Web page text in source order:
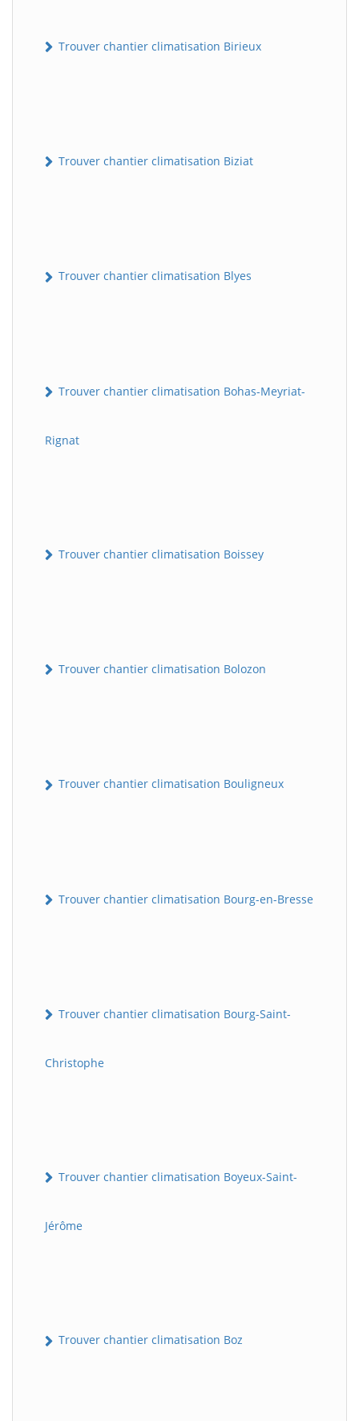
Trouver chantier climatisation Birieux
Trouver chantier climatisation Biziat
Trouver chantier climatisation Blyes
Trouver chantier climatisation Bohas-Meyriat-
Rignat
Trouver chantier climatisation Boissey
Trouver chantier climatisation Bolozon
Trouver chantier climatisation Bouligneux
Trouver chantier climatisation Bourg-en-Bresse
Trouver chantier climatisation Bourg-Saint-
Christophe
Trouver chantier climatisation Boyeux-Saint-
Jérôme
Trouver chantier climatisation Boz